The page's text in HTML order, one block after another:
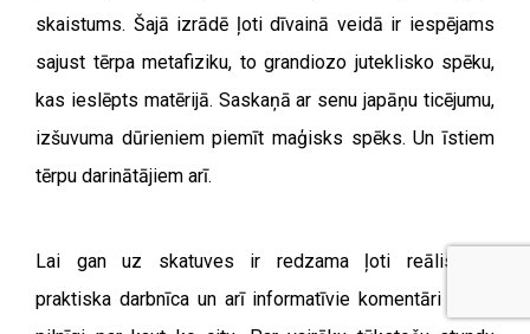
skaistums. Šajā izrādē ļoti dīvainā veidā ir iespējams
sajust tērpa metafiziku, to grandiozo juteklisko spēku,
kas ieslēpts matērijā. Saskaņā ar senu japāņu ticējumu,
izšuvuma dūrieniem piemīt maģisks spēks. Un īstiem
tērpu darinātājiem arī.
Lai gan uz skatuves ir redzama ļoti reālistiska
praktiska darbnīca un arī informatīvie komentāri vēsta